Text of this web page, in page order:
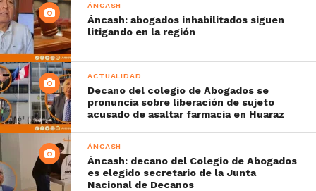
ÁNCASH
Áncash: abogados inhabilitados siguen
litigando en la región
ACTUALIDAD
Decano del colegio de Abogados se
pronuncia sobre liberación de sujeto
acusado de asaltar farmacia en Huaraz
ÁNCASH
Áncash: decano del Colegio de Abogados
es elegido secretario de la Junta
Nacional de Decanos